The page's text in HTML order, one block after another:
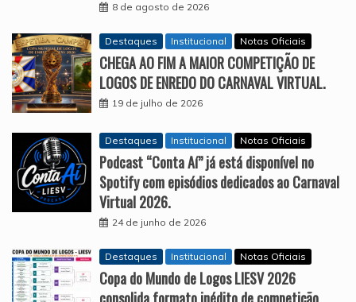
8 de agosto de 2026
Destaques Institucional Notas Oficiais
CHEGA AO FIM A MAIOR COMPETIÇÃO DE
LOGOS DE ENREDO DO CARNAVAL VIRTUAL.
19 de julho de 2026
Destaques Institucional Notas Oficiais
Podcast “Conta Aí” já está disponível no
Spotify com episódios dedicados ao Carnaval
Virtual 2026.
24 de junho de 2026
Destaques Institucional Notas Oficiais
Copa do Mundo de Logos LIESV 2026